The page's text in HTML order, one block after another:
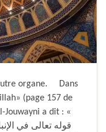
autre organe. Dans
(page 157 de
Jouwayni a dit : «
قوله تعالى في